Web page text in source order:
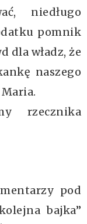
niedługo
pomnik
dla władz, że
naszego
rzecznika
pod
bajka”